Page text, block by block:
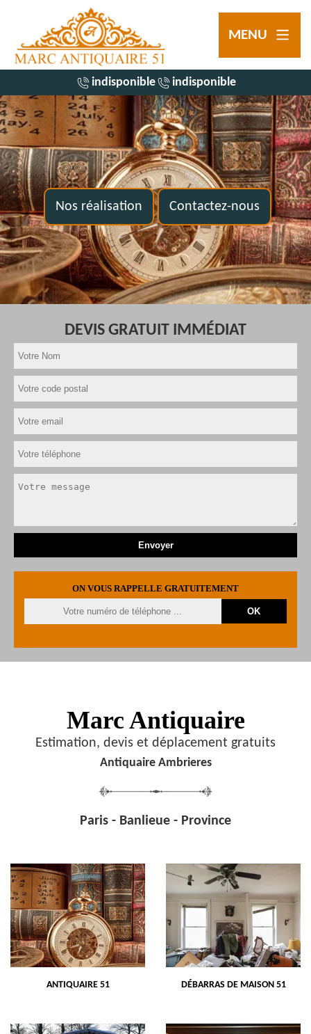
MENU
indisponible indisponible
Nos réalisation Contactez-nous
DEVIS GRATUIT IMMÉDIAT
ON VOUS RAPPELLE GRATUITEMENT
Marc Antiquaire
Estimation, devis et déplacement gratuits
Antiquaire Ambrieres
Paris - Banlieue - Province
ANTIQUAIRE 51 DÉBARRAS DE MAISON 51